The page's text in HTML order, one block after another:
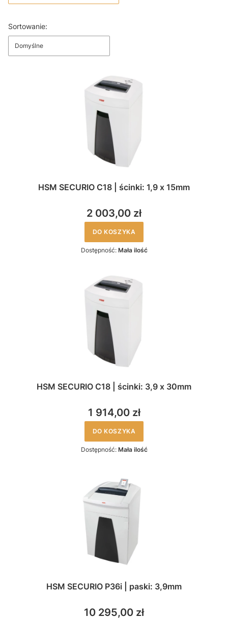
Lista produktów
Sortowanie:
Domyślne
HSM SECURIO C18 | ścinki: 1,9 x 15mm
2 003,00 zł
DO KOSZYKA
Dostępność: Mała ilość
HSM SECURIO C18 | ścinki: 3,9 x 30mm
1 914,00 zł
DO KOSZYKA
Dostępność: Mała ilość
HSM SECURIO P36i | paski: 3,9mm
10 295,00 zł